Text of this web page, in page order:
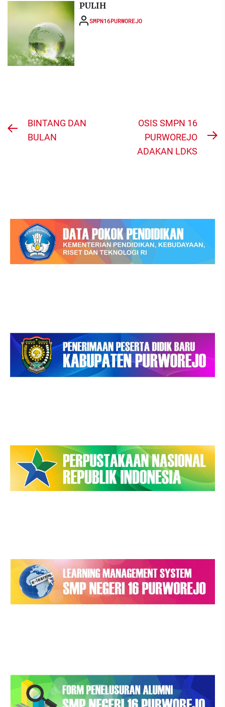
PULIH
SMPN16PURWOREJO
Navigasi
pos
Previous
BINTANG DAN
BULAN
OSIS SMPN 16
PURWOREJO
ADAKAN LDKS